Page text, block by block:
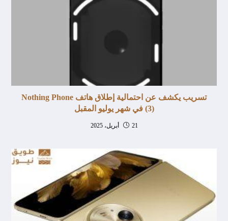
تسريب يكشف عن احتمالية إطلاق هاتف Nothing Phone
(3) في شهر يوليو المقبل
21 أبريل، 2025